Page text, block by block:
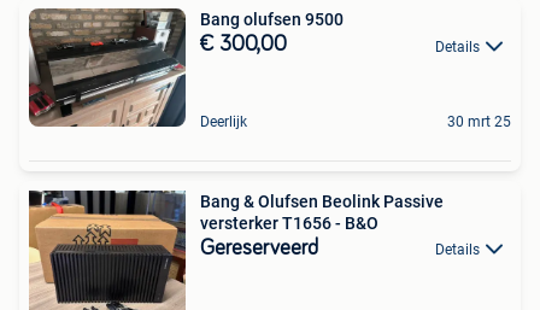
Bang olufsen 9500
€ 300,00 Details
Deerlijk 30 mrt 25
Bang & Olufsen Beolink Passive
versterker T1656 - B&O
Gereserveerd Details